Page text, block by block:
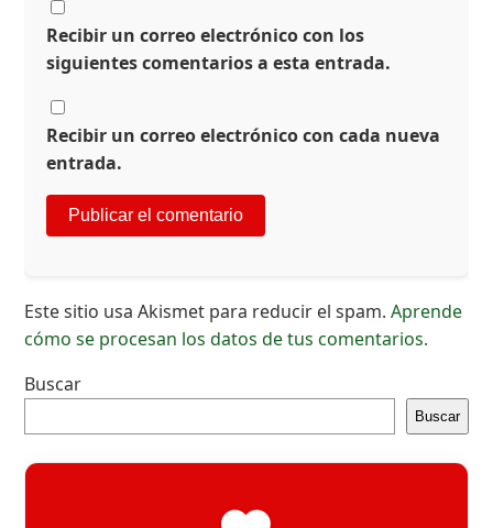
Recibir un correo electrónico con los
siguientes comentarios a esta entrada.
Recibir un correo electrónico con cada nueva
entrada.
Este sitio usa Akismet para reducir el spam.Aprende
cómo se procesan los datos de tus comentarios.
Buscar
Buscar